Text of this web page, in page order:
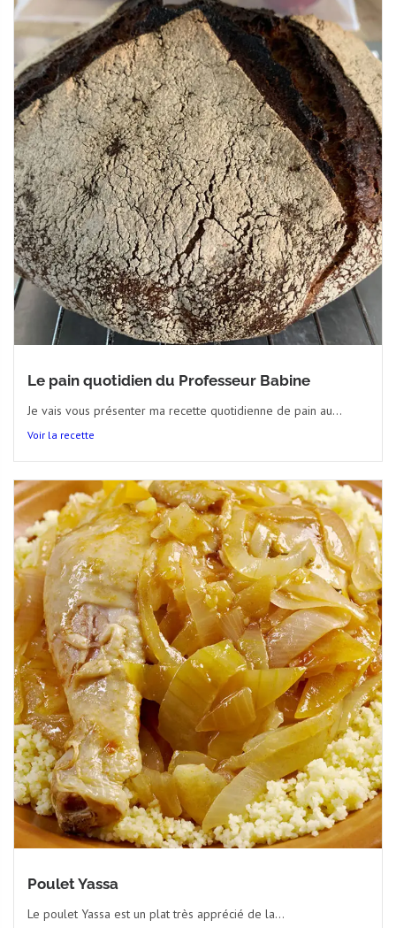
Le pain quotidien du Professeur Babine
Je vais vous présenter ma recette quotidienne de pain au...
Voir la recette
Poulet Yassa
Le poulet Yassa est un plat très apprécié de la...